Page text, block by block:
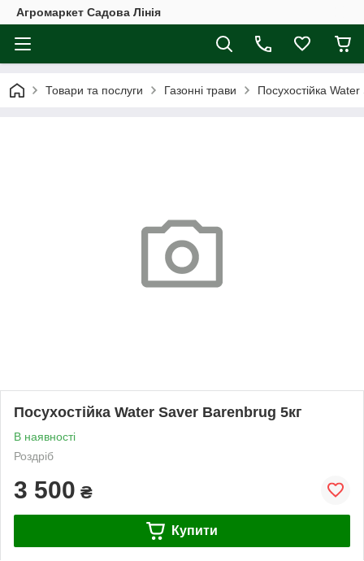
Агромаркет Садова Лінія
Товари та послуги Газонні трави Посухостійка
Посухостійка Water Saver Barenbrug 5кг
В наявності
Роздріб
3 500 ₴
Купити